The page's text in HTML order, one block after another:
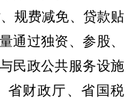
规费减免、贷款贴
通过独资、参股、
民政公共服务设施
省财政厅、省国税